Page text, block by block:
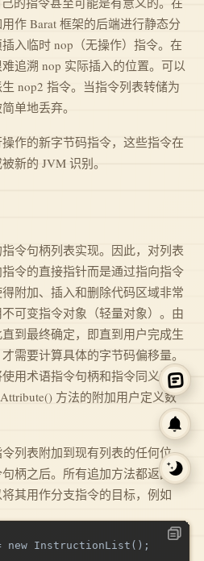
作 Barat 框架的后端进行静态分
入临时 nop（无操作）指令。在
追溯 nop 实际插入的位置。可以
nop2 指令。当指令列表转储为
单地丢弃。
作的新字节码指令，这些指令在
新的 JVM 识别。
令句柄列表实现。因此，对列表
令的直接指针而是通过指向指令
附加、插入和删除代码区域非常
可变指令对象（轻量对象）。由
到最终确定，即直到用户完成生
需要计算具体的字节码偏移量。
用术语指令句柄和指令同义词。
方法的附加用户定义数
列表附加到现有列表的任何位
柄之后。所有追加方法都返回一
其用作分支指令的目标，例如
InstructionList();